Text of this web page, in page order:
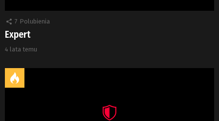
7 Polubienia
Expert
4 lata temu